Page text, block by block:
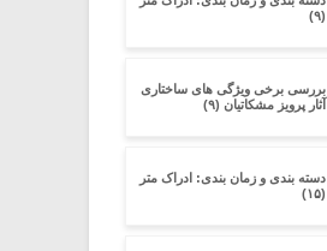
(۹)
بررسی برخی ویژگی های ساختاری
آثار پرویز مشکاتیان (۹)
دسته بندی و زمان بندی: ادراک متر
(۱۵)